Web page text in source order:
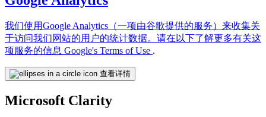
我们使用Google Analytics（一项由谷歌提供的服务）来收集关
于访问我们网站的用户的统计数据。请在以下了解更多有关这
项服务的信息 Google's Terms of Use .
查看详情
Microsoft Clarity